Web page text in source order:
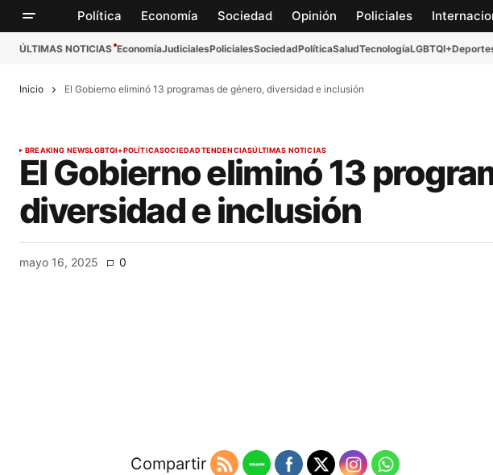
Política Economía Sociedad Opinión Policiales
ÚLTIMAS NOTICIAS EconomíaJudicialesPolicialesSociedadPolíticaSaludTecnologíaLGBTQI+
Inicio El Gobierno eliminó 13 programas de género, diversidad e inclusión
BREAKING NEWSLGBTQI+POLÍTICASOCIEDADTENDENCIASÚLTIMAS NOTICIAS
El Gobierno eliminó 13
diversidad e inclusión
mayo 16, 2025 0
Compartir